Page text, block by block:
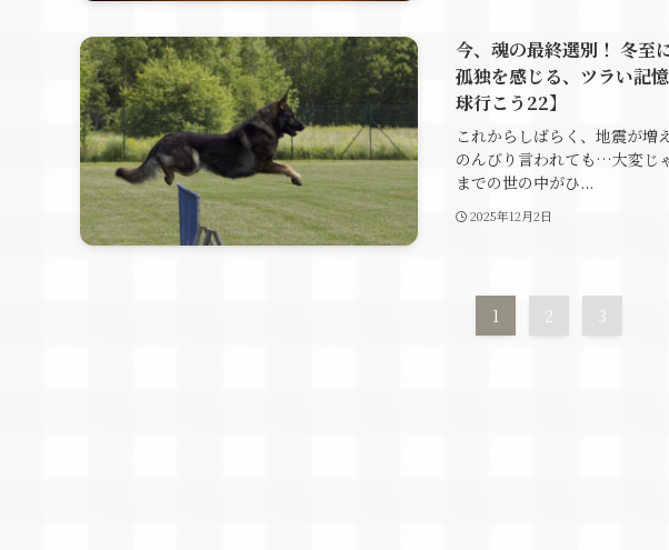
今、魂の最終選別！ 冬至
孤独を感じる、ツラい記
球行こう22】
これからしばらく、地震が増
のんびり言われても…大変じ
までの世の中がひ...
2025年12月2日
1 2 3